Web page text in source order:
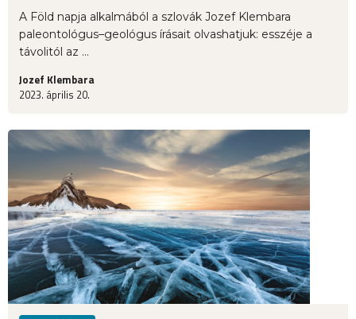
A Föld napja alkalmából a szlovák Jozef Klembara
paleontológus–geológus írásait olvashatjuk: esszéje a
távolitól az ...
Jozef Klembara
2023. április 20.